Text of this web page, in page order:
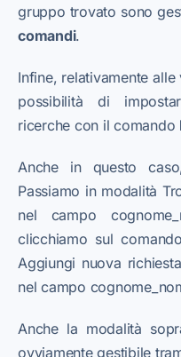
gruppo trovato sono
comandi.
Infine, relativamente
possibilità di
ricerche con il comando
Anche in questo
Passiamo in modalità
nel campo
clicchiamo sul
Aggiungi nuova
nel campo
Anche la modalità
ovviamente gestibile